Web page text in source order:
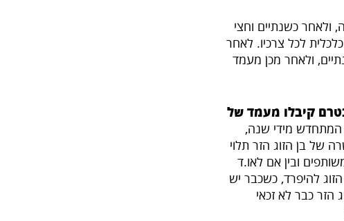
ולאחר כשנתיים וחצי
לכל צרכיו. לאחר
ולאחר מכן מעמד
קיבלו מעמד של
המתחדש מידי שנה,
האשרה של בן הזוג הזר תלוי
ובין אם לאו.ד
להיפרד, כשכבר יש
הזר כבר לא זכאי